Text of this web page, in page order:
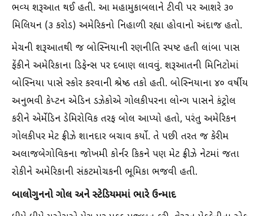
ભવ્ય શરૂઆત થઈ હતી. આ મહામુકાબલાને ટીવી પર આશરે ૩૦
મિલિયન (૩ કરોડ) અમેરિકનો નિહાળી રહ્યા હોવાનો અંદાજ હતો.
મેચની શરૂઆતથી જ બોસ્નિયાની રણનીતિ સ્પષ્ટ હતી લાંબા પાસ
ફેંકીને અમેરિકાના ડિફેન્સ પર દબાણ લાવવું. શરૂઆતની મિનિટોમાં
બોસ્નિયા પાસે સ્કોર કરવાની શ્રેષ્ઠ તકો હતી. બોસ્નિયાના ૪૦ વર્ષીય
અનુભવી કેપ્ટન એડિન ડઝેકોએ ગોલકીપરના લોન્ગ પાસને કંટ્રોલ
કરીને એર્મેડિન ડેમિરોવિક તરફ બોલ આપ્યો હતો, પરંતુ અમેરિકન
ગોલકીપર મેટ ફ્રીઝે શાનદાર બચાવ કર્યો. તે પછી તરત જ કેરીમ
અલાજબેગોવિકના જોખમી કોર્નર કિકને પણ મેટ ફ્રીઝે નેટમાં જતા
રોકીને અમેરિકાની સંકટમોચકની ભૂમિકા ભજવી હતી.
બાલોગુનનો ગોલ અને સ્ટેડિયમમાં ભારે ઉન્માદ